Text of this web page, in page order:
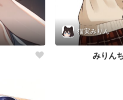
猫実みりん
みりん